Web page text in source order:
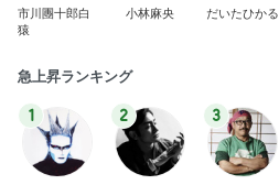
市川團十郎白
猿
小林麻央 だいたひかる
急上昇ランキング
1 2 3